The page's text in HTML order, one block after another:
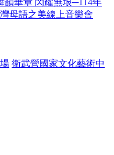
母語之美線上音樂會
衛武營國家文化藝術中